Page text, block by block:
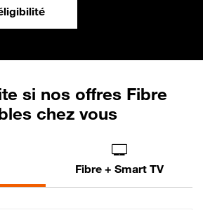
si nos offres Fibre
chez vous
Fibre + Smart TV